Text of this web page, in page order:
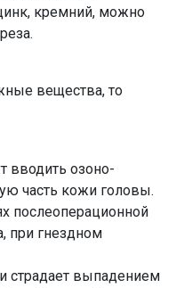
кремний, можно
вещества, то
вводить озоно-
часть кожи головы.
послеоперационной
при гнездном
страдает выпадением